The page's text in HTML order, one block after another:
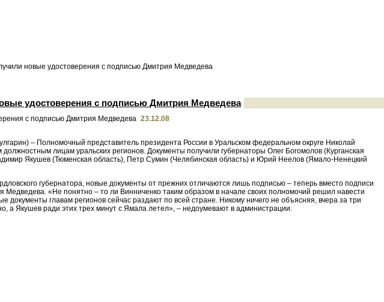
новые удостоверения с подписью Дмитрия Медведева
удостоверения с подписью Дмитрия Медведева
23.12.08
– Полномочный представитель президента России в Уральском федеральном округе Николай
лицам уральских регионов. Документы получили губернаторы Олег Богомолов (Курганская
Якушев (Тюменская область), Петр Сумин (Челябинская область) и Юрий Неелов (Ямало-Ненецкий
губернатора, новые документы от прежних отличаются лишь подписью – теперь вместо подписи
«Не понятно – то ли Винниченко таким образом в начале своих полномочий решил навести
документы главам регионов сейчас раздают по всей стране. Никому ничего не объясняя, вчера за три
а Якушев ради этих трех минут с Ямала летел», – недоумевают в администрации.